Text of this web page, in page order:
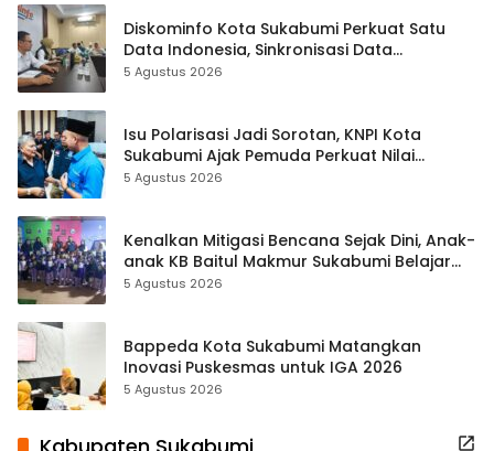
Diskominfo Kota Sukabumi Perkuat Satu
Data Indonesia, Sinkronisasi Data
Kewilayahan Dikebut
5 Agustus 2026
Isu Polarisasi Jadi Sorotan, KNPI Kota
Sukabumi Ajak Pemuda Perkuat Nilai
Kebangsaan
5 Agustus 2026
Kenalkan Mitigasi Bencana Sejak Dini, Anak-
anak KB Baitul Makmur Sukabumi Belajar
Lewat Boneka Tangan
5 Agustus 2026
Bappeda Kota Sukabumi Matangkan
Inovasi Puskesmas untuk IGA 2026
5 Agustus 2026